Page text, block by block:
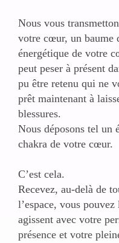
Nous vous
votre cœur, un baume
énergétique de votre
peut peser à présent
pu être retenu qui ne
prêt maintenant à
blessures.
Nous déposons tel un
chakra de votre cœur.
C’est cela.
Recevez, au-delà de
l’espace, vous
agissent avec votre
présence et votre